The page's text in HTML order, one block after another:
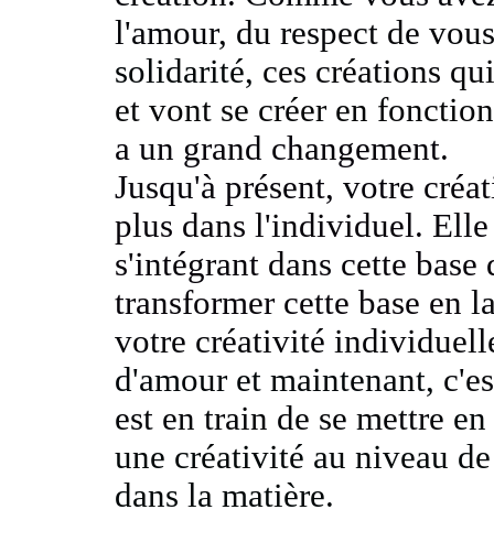
l'amour, du respect de
solidarité, ces créations
et vont se créer en
a un grand changement.
Jusqu'à présent, votre
plus dans l'individuel. Elle
s'intégrant dans cette
transformer cette base en
votre créativité
d'amour et maintenant,
est en train de se mettre
une créativité au niveau
dans la matière.